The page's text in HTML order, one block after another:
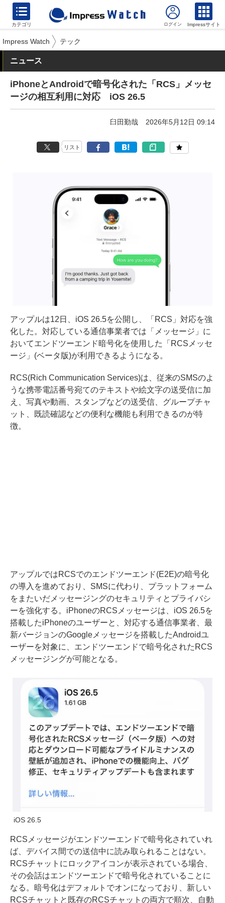
カテゴリ Impressサイト
Impress Watch テック
ニュース
iPhoneとAndroidで暗号化された「RCS」メッセ
ージの相互利用に対応 iOS 26.5
臼田勤哉 2026年5月12日 09:14
リスト
アップルは12日、iOS 26.5を公開し、「RCS」対応を強
化した。対応している通信事業者では「メッセージ」に
おいてエンドツーエンド暗号化を使用した「RCSメッセ
ージ」(ベータ版)が利用できるようになる。
RCS(Rich Communication Services)は、従来のSMSのよ
うな携帯電話番号宛てのテキストや絵文字の送受信に加
え、写真や動画、スタンプなどの送受信、グループチャ
ット、既読確認などの便利な機能も利用できるのが特
徴。
アップルではRCSでのエンドツーエンド(E2E)の暗号化
の導入を進めており、SMSに代わり、プラットフォーム
をまたいだメッセージングのセキュリティとプライバシ
ーを強化する。iPhoneのRCSメッセージは、iOS 26.5を
搭載したiPhoneのユーザーと、対応する通信事業者、最
新バージョンのGoogleメッセージを搭載したAndroidユ
ーザーを対象に、エンドツーエンドで暗号化されたRCS
メッセージングが可能となる。
iOS 26.5
RCSメッセージがエンドツーエンドで暗号化されていれ
ば、デバイス間での送信中に読み取られることはない。
RCSチャットにロックアイコンが表示されている場合、
その会話はエンドツーエンドで暗号化されていることに
なる。暗号化はデフォルトでオンになっており、新しい
RCSチャットと既存のRCSチャットの両方で順次、自動